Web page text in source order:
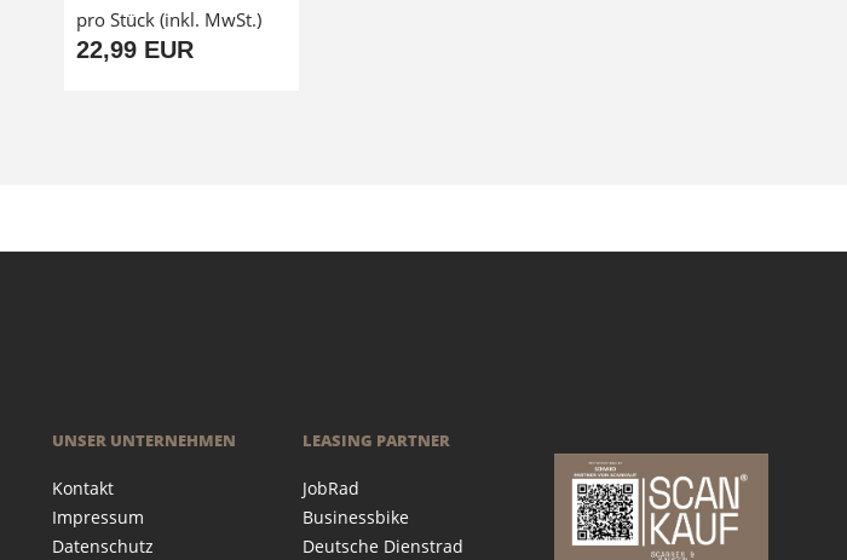
pro Stück (inkl. MwSt.)
22,99 EUR
UNSER UNTERNEHMEN
Kontakt
Impressum
Datenschutz
LEASING PARTNER
JobRad
Businessbike
Deutsche Dienstrad